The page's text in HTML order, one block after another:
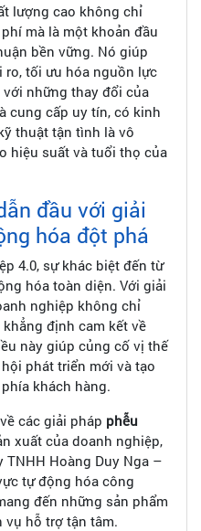
lượng cao không chỉ
mà là một khoản đầu
bền vững. Nó giúp
tối ưu hóa nguồn lực
những thay đổi của
cung cấp uy tín, có kinh
thuật tận tình là vô
hiệu suất và tuổi thọ của
đầu với giải
hóa đột phá
4.0, sự khác biệt đến từ
hóa toàn diện. Với giải
nghiệp không chỉ
định cam kết về
này giúp củng cố vị thế
phát triển mới và tạo
khách hàng.
các giải pháp phễu
xuất của doanh nghiệp,
Hoàng Duy Nga –
tự động hóa công
đến những sản phẩm
vụ hỗ trợ tận tâm.